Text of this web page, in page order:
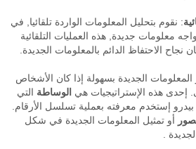
: نقوم بتحليل المعلومات الواردة تلقائيا, في
معلومات جديدة, هذه العمليات التلقائية
الاحتفاظ الدائم بالمعلومات الجديدة.
الجديدة بسهولة إذا كان الأشخاص
هذه الإستراتيجيات هي الوساطة التي
إستخدم معرفته بعملية تسلسل الأرقام.
أو تمثيل المعلومات الجديدة في شكل
.